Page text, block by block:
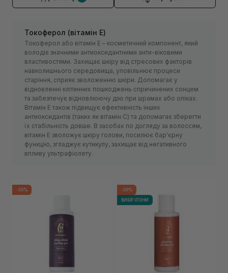
Токоферол (вітамін Е)
Токоферол або вітамін Е – косметичний компонент, який
володіє значними антиоксидантними анти-віковими
властивостями. Захищає шкіру від стресових факторів
навколишнього середовища, уповільнює процеси
старіння, сприяє зволоженню шкіри. Допомагає у
відновленні клітинних пошкоджень спричинених сонцем
та забезпечує відновлюючу дію при шрамах або опіках.
Вітамін Е також підвищує ефективність інших
антиоксидантів (таких як вітамін С) та допомагає зберегти
їх стабільність довше. В засобах по догляду за волоссям,
вітамін Е зволожує шкіру голови, посилює бар'єрну
функцію, згладжує кутикулу, захищає від негативного
впливу ультрафіолету.
-50%
-50%
ВИБІР ІЛОНИ